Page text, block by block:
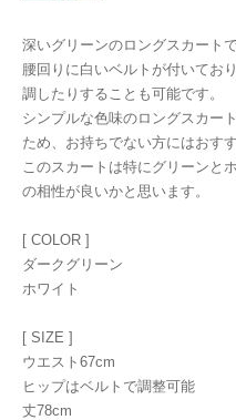
深いグリーンのロングスカートで
腰回りに白いベルトが付いてお
調したりすることも可能です。
シンプルな色味のロングスカー
ため、お持ちでない方にはおすす
このスカートは特にグリーンと
の相性が良いかと思います。
[ COLOR ]
ダークグリーン
ホワイト
[ SIZE ]
ウエスト67cm
ヒップはベルトで調整可能
丈78cm